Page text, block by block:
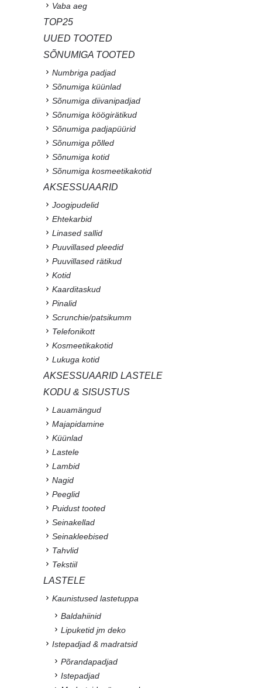
Vaba aeg
TOP25
UUED TOOTED
SÕNUMIGA TOOTED
Numbriga padjad
Sõnumiga küünlad
Sõnumiga diivanipadjad
Sõnumiga köögirätikud
Sõnumiga padjapüürid
Sõnumiga põlled
Sõnumiga kotid
Sõnumiga kosmeetikakotid
AKSESSUAARID
Joogipudelid
Ehtekarbid
Linased sallid
Puuvillased pleedid
Puuvillased rätikud
Kotid
Kaarditaskud
Pinalid
Scrunchie/patsikumm
Telefonikott
Kosmeetikakotid
Lukuga kotid
AKSESSUAARID LASTELE
KODU & SISUSTUS
Lauamängud
Majapidamine
Küünlad
Lastele
Lambid
Nagid
Peeglid
Puidust tooted
Seinakellad
Seinakleebised
Tahvlid
Tekstiil
LASTELE
Kaunistused lastetuppa
Baldahiinid
Lipuketid jm deko
Istepadjad & madratsid
Põrandapadjad
Istepadjad